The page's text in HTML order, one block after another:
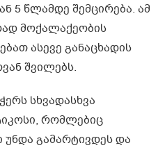
5 წლამდე შემცირება. ამ
მოქალაქეობის
ასევე განაცხადის
შვილებს.
სხვადასხვა
რომლებიც
უნდა გამარტივდეს და